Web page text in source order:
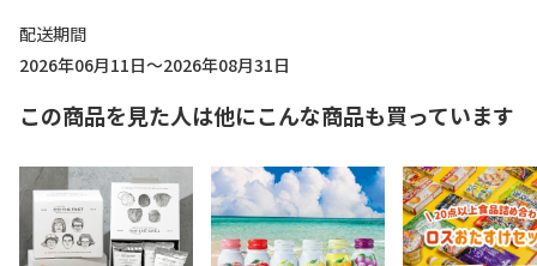
配送期間
2026年06月11日～2026年08月31日
この商品を見た人は他にこんな商品も買っています